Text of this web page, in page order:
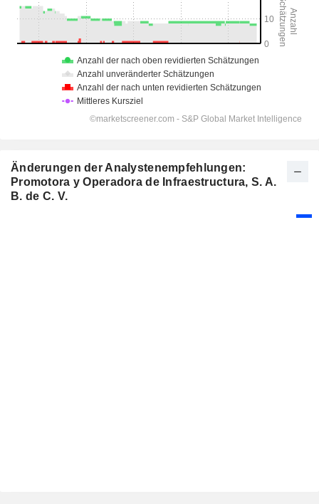
Änderungen der Analystenempfehlungen:
Promotora y Operadora de Infraestructura, S. A.
B. de C. V.